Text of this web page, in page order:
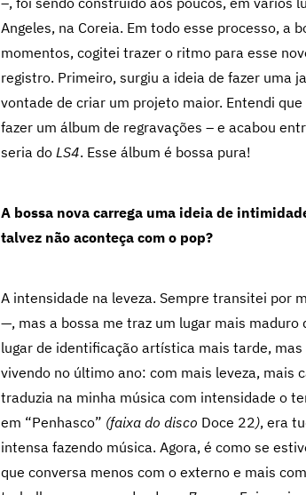
Angeles, na Coreia. Em todo esse processo, a
momentos, cogitei trazer o ritmo para esse
registro. Primeiro, surgiu a ideia de fazer uma
vontade de criar um projeto maior. Entendi
fazer um álbum de regravações – e acabou
seria do LS4. Esse álbum é bossa pura!
A bossa nova carrega uma ideia de
talvez não aconteça com o pop?
A intensidade na leveza. Sempre transitei por
—, mas a bossa me traz um lugar mais
lugar de identificação artística mais tarde,
vivendo no último ano: com mais leveza, mais
traduzia na minha música com intensidade o
em “Penhasco” (faixa do disco Doce 22), era
intensa fazendo música. Agora, é como se
que conversa menos com o externo e mais